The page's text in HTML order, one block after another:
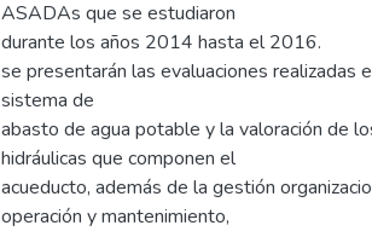
ASADAs que se estudiaron
durante los años 2014 hasta el 2016.
se presentarán las evaluaciones realizadas
sistema de
abasto de agua potable y la valoración de
hidráulicas que componen el
acueducto, además de la gestión
operación y mantenimiento,